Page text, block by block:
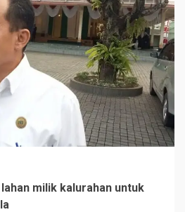
milik kalurahan untuk